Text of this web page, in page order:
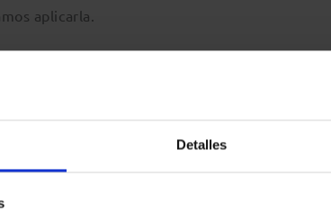
Detalles
aplicarla.
de las posiciones perceptuales en la
conflicto con otra persona. ¿Cuál es mi
con la resolución del conflicto? La otra